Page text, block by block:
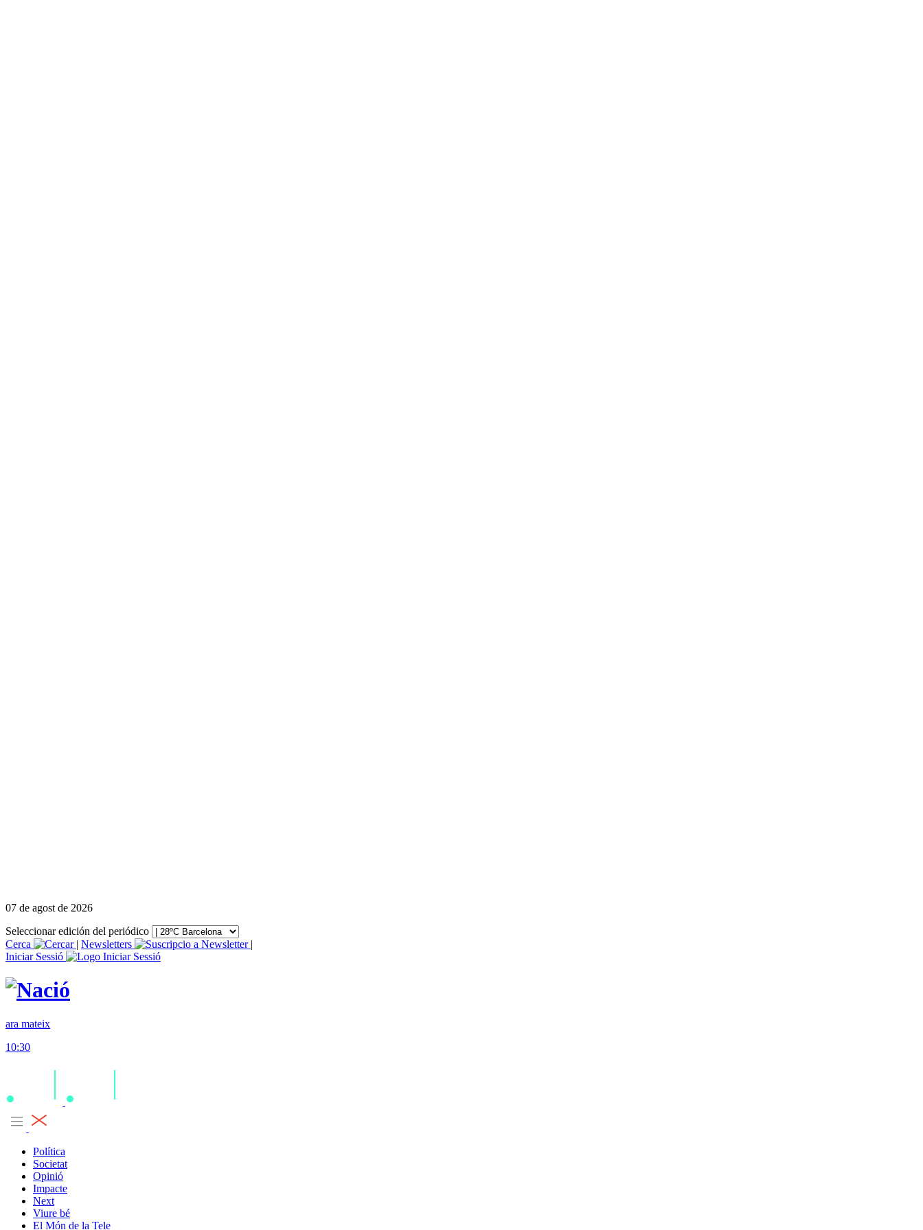
07 de agost de 2026
Seleccionar edición del periódico
Cerca
| Newsletters
|
Iniciar Sessió
ara mateix
10:30
Política
Societat
Opinió
Impacte
Next
Viure bé
El Món de la Tele